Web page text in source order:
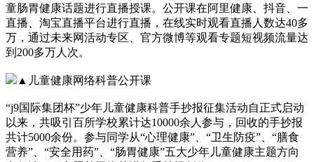
童肠胃健康话题进行直播授课。公开课在阿里健康、抖音、一
直播、淘宝直播平台进行直播，在线实时观看直播人数达40多
万，通过未来网活动专区、官方微博等观看专题短视频流量达
到200多万人次。
▲儿童健康网络科普公开课
“j9国际集团杯”少年儿童健康科普手抄报征集活动自正式启动
以来，共吸引百所学校累计达10000余人参与，回收的手抄报
共计5000余份。参与同学从“心理健康”、“卫生防疫”、“膳食
营养”、“安全用药”、“肠胃健康”五大少年儿童健康主题方向